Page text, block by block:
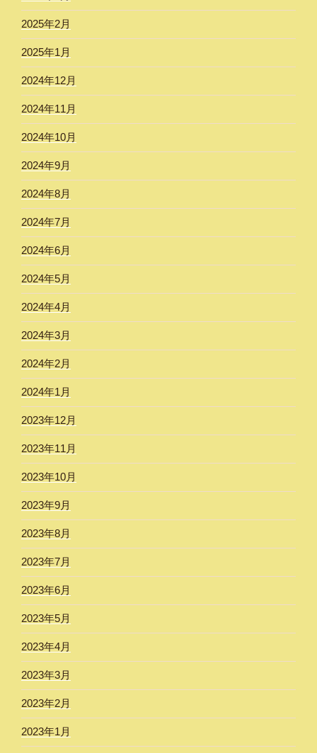
2025年2月
2025年1月
2024年12月
2024年11月
2024年10月
2024年9月
2024年8月
2024年7月
2024年6月
2024年5月
2024年4月
2024年3月
2024年2月
2024年1月
2023年12月
2023年11月
2023年10月
2023年9月
2023年8月
2023年7月
2023年6月
2023年5月
2023年4月
2023年3月
2023年2月
2023年1月